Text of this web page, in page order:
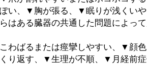
い、▼胸が張る、▼眠りが浅くい
はある臓器の共通した問題によっ
わばるまたは痙攣しやすい、▼顔
り返す、▼生理が不順、▼月経前